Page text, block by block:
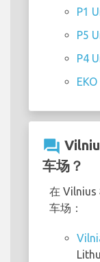
P1
P5
P4
question_answer
车场？
在 Vilnius
车场：